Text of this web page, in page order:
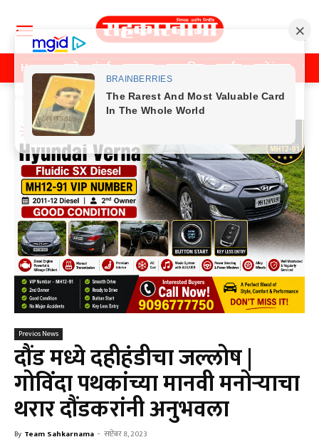
Home पुणे मुंबई महाराष्ट्र राजकीय क्राईम मनोरंजन
Previos News
Previos News
दौंड मध्ये दहीहंडीचा जल्लोष |
गोविंदा पथकांच्या मानवी मनोऱ्याचा
थरार दौंडकरांनी अनुभवला
By Team Sahkarnama - सप्टेंबर 8, 2023